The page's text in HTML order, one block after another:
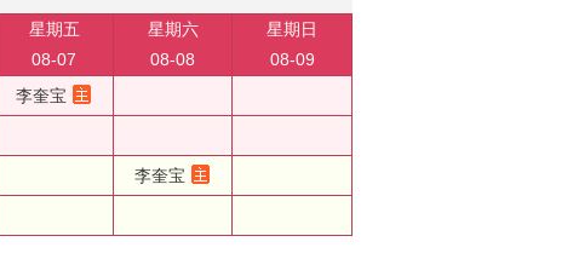
星期五
08-07
星期六
08-08
星期日
08-09
李奎宝
李奎宝